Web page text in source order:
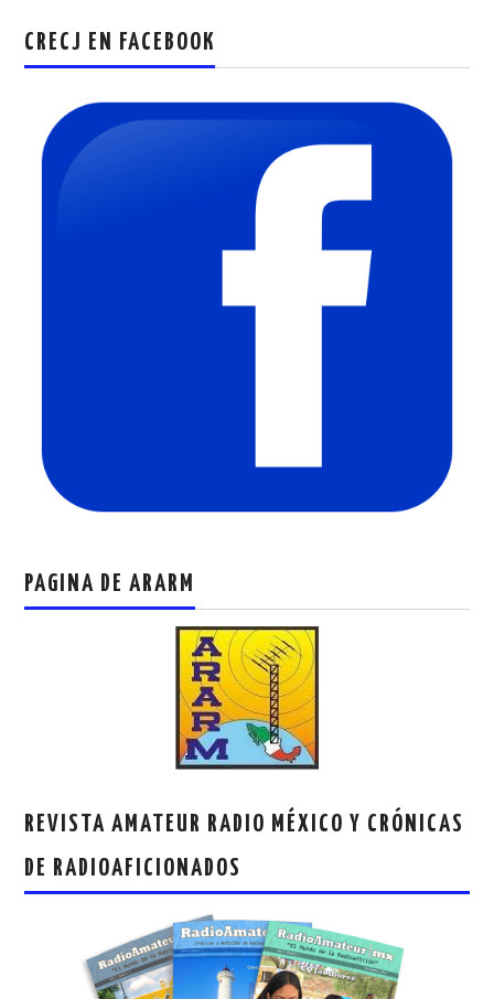
CRECJ EN FACEBOOK
PAGINA DE ARARM
REVISTA AMATEUR RADIO MÉXICO Y CRÓNICAS
DE RADIOAFICIONADOS